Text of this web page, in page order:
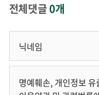
전체댓글0개